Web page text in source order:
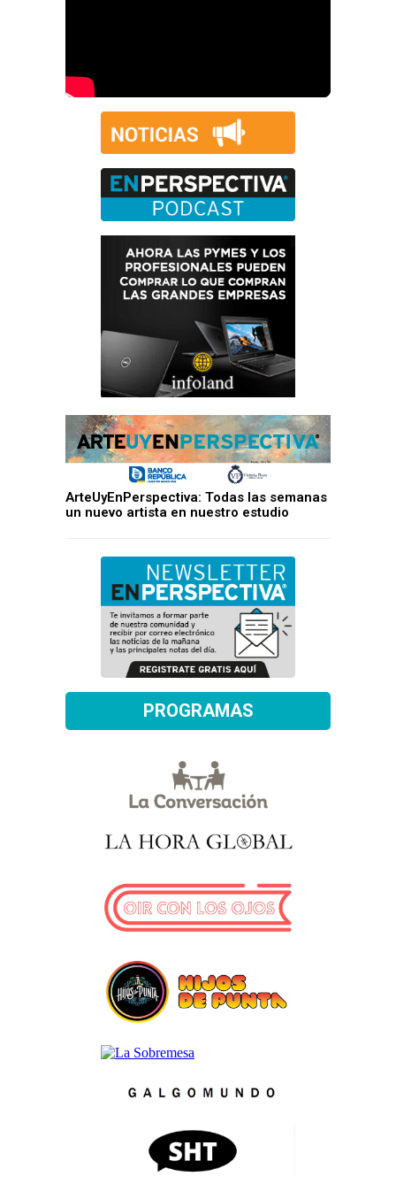
ArteUyEnPerspectiva: Todas las semanas
un nuevo artista en nuestro estudio
PROGRAMAS